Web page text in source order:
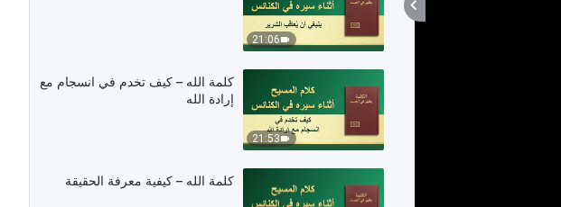
21:06
21:53
كلمة الله – كيف تخدم في انسجام مع
إرادة الله
كلمة الله – كيفية معرفة الحقيقة